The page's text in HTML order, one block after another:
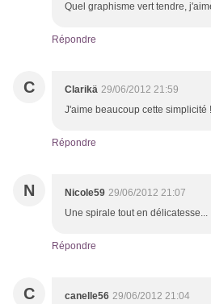
Quel graphisme vert tendre,
Répondre
C Clarikä 29/06/2012 21:59
J'aime beaucoup cette simplicité
Répondre
N Nicole59 29/06/2012 21:07
Une spirale tout en délicatesse...
Répondre
C canelle56 29/06/2012 21:04